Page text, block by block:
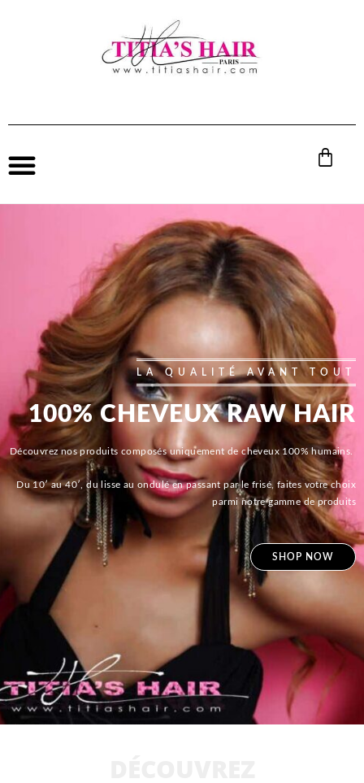
LA QUALITÉ AVANT TOUT
100% CHEVEUX RAW HAIR
Découvrez nos produits composés uniquement de cheveux 100% humains.
Du 10′ au 40′, du lisse au ondulé en passant par le frisé, faites votre choix
parmi notre gamme de produits
SHOP NOW